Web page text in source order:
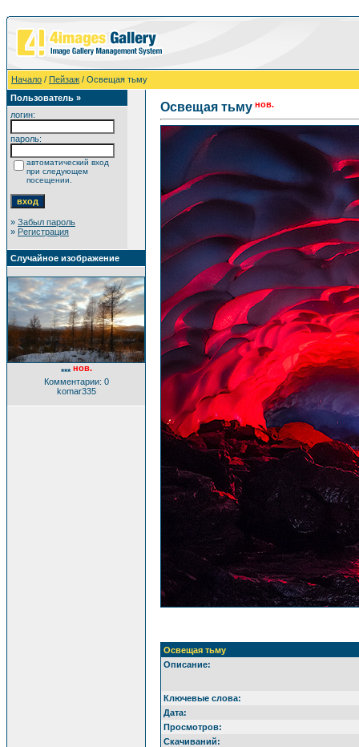
Начало / Пейзаж / Освещая тьму
Пользователь »
логин:
пароль:
автоматический вход
при следующем
посещении.
» Забыл пароль
» Регистрация
Случайное изображение
*** нов.
Комментарии: 0
komar335
Освещая тьму нов.
Освещая тьму
Описание:
Ключевые слова:
Дата:
Просмотров:
Скачиваний: